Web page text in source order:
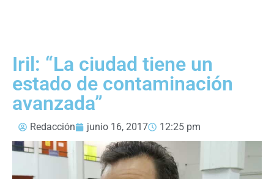
Iril: “La ciudad tiene un
estado de contaminación
avanzada”
Redacción junio 16, 2017 12:25 pm